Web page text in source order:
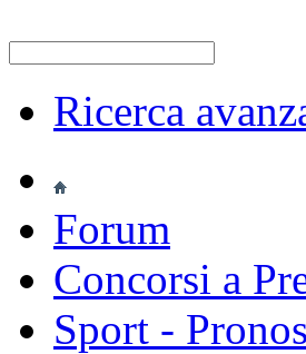
Ricerca
Forum
Concorsi a
Sport -